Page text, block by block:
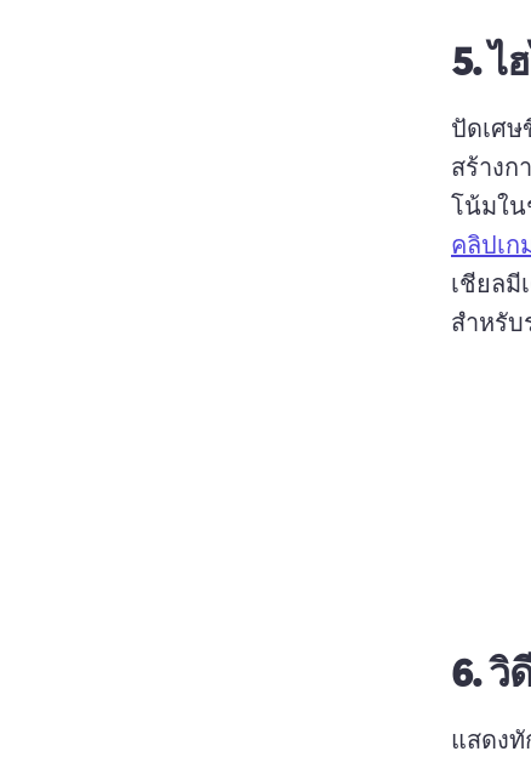
5.ไ
ปัดเศษ
สร้างก
โน้มใ
คลิปเก
เชียลมี
สําหรับ
6.วิ
แสดงทั